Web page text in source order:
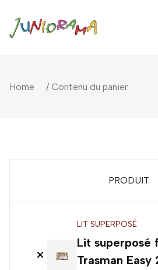
Home / Contenu du panier
PRODUIT
LIT SUPERPOSÉ
Lit superposé
Trasman Easy